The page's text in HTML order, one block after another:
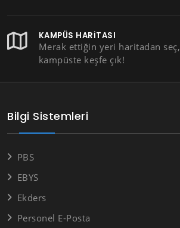
KAMPÜS HARITASI
Merak ettiğin yeri haritadan seç,
kampüste keşfe çık!
Bilgi Sistemleri
PBS
EBYS
Ekders
Personel E-Posta